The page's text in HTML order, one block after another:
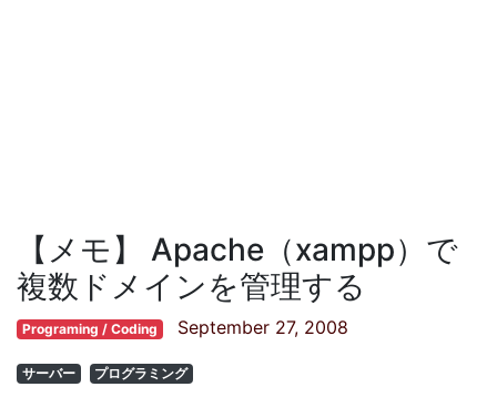
【メモ】 Apache（xampp）で
複数ドメインを管理する
Programing / Coding September 27, 2008
サーバー プログラミング